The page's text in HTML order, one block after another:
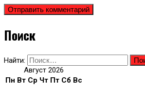
Поиск
Найти:
Август 2026
Пн Вт Ср Чт Пт Сб Вс